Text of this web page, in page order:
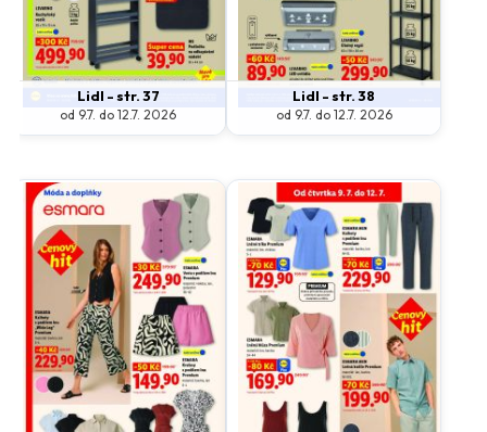
Lidl - str. 37
od 9.7. do 12.7. 2026
Lidl - str. 38
od 9.7. do 12.7. 2026